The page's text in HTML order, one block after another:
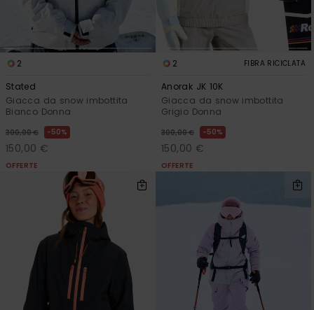
2
Stated
Giacca da snow imbottita
Bianco Donna
300,00 € 50%
150,00 €
OFFERTE
2 FIBRA RICICLATA
Anorak JK 10K
Giacca da snow imbottita
Grigio Donna
300,00 € 50%
150,00 €
OFFERTE